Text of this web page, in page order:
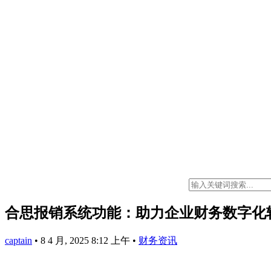
合思报销系统功能：助力企业财务数字化
captain • 8 4 月, 2025 8:12 上午 • 财务资讯